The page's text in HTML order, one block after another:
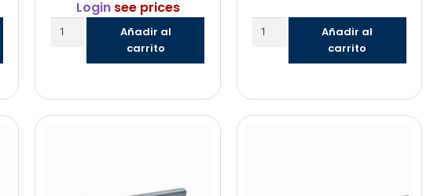
Loginsee prices
Añadir al
carrito
Añadir al
carrito